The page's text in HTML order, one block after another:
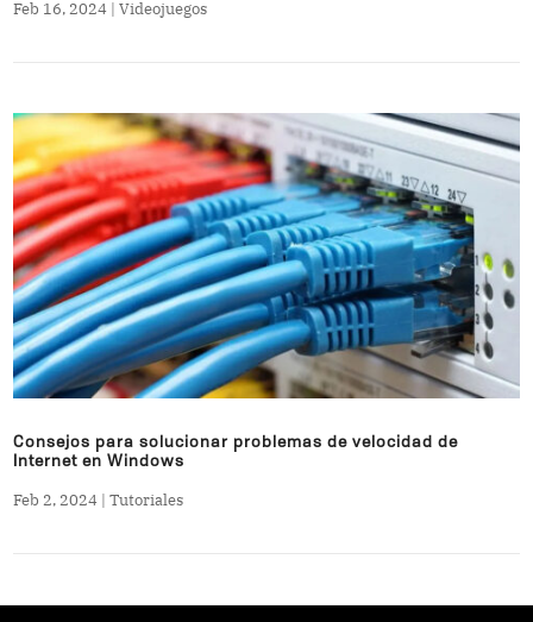
Feb 16, 2024 |Videojuegos
Consejos para solucionar problemas de velocidad de
Internet en Windows
Feb 2, 2024 |Tutoriales